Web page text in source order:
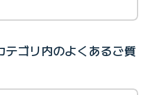
テゴリ内のよくあるご質